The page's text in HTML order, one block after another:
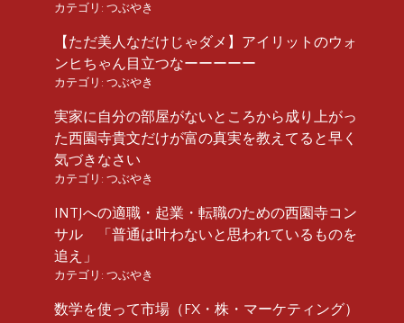
カテゴリ: つぶやき
【ただ美人なだけじゃダメ】アイリットのウォ
ンヒちゃん目立つなーーーーー
カテゴリ: つぶやき
実家に自分の部屋がないところから成り上がっ
た西園寺貴文だけが富の真実を教えてると早く
気づきなさい
カテゴリ: つぶやき
INTJへの適職・起業・転職のための西園寺コン
サル 「普通は叶わないと思われているものを
追え」
カテゴリ: つぶやき
数学を使って市場（FX・株・マーケティング）